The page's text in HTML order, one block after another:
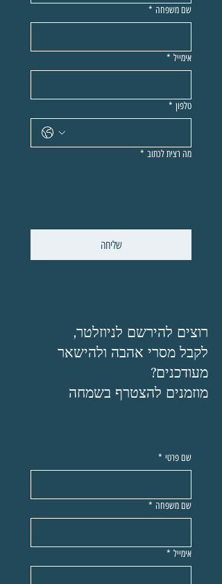
שם משפחה *
אימייל *
טלפון *
מה רצית לכתוב *
שליחה
רוצים להירשם לניוזלטר,
לקבל מסרי אהבה ולהישאר
מעודכנים?
מוזמנים להצטרף בשמחה
שם פרטי *
שם משפחה *
אימייל *